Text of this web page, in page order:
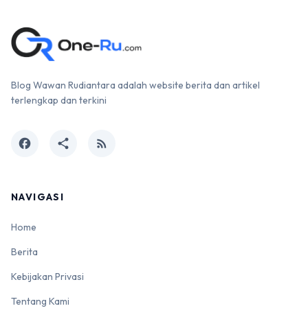
Blog Wawan Rudiantara adalah website berita dan artikel
terlengkap dan terkini
facebook share rss_feed
NAVIGASI
Home
Berita
Kebijakan Privasi
Tentang Kami